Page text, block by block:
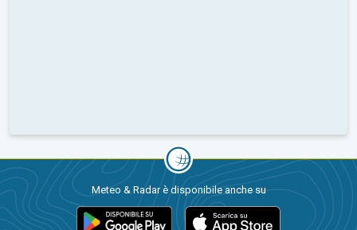
Meteo & Radar è disponibile anche su